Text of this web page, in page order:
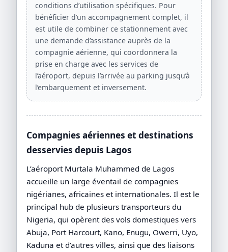
conditions d’utilisation spécifiques. Pour
bénéficier d’un accompagnement complet, il
est utile de combiner ce stationnement avec
une demande d’assistance auprès de la
compagnie aérienne, qui coordonnera la
prise en charge avec les services de
l’aéroport, depuis l’arrivée au parking jusqu’à
l’embarquement et inversement.
Compagnies aériennes et destinations
desservies depuis Lagos
L’aéroport Murtala Muhammed de Lagos
accueille un large éventail de compagnies
nigérianes, africaines et internationales. Il est le
principal hub de plusieurs transporteurs du
Nigeria, qui opèrent des vols domestiques vers
Abuja, Port Harcourt, Kano, Enugu, Owerri, Uyo,
Kaduna et d’autres villes, ainsi que des liaisons